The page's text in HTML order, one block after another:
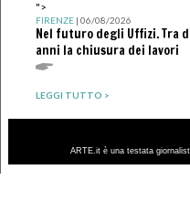
">
FIRENZE| 06/08/2026
Nel futuro degli Uffizi. Tra
anni la chiusura dei lavori
LEGGI TUTTO >
ARTE.it è una testata